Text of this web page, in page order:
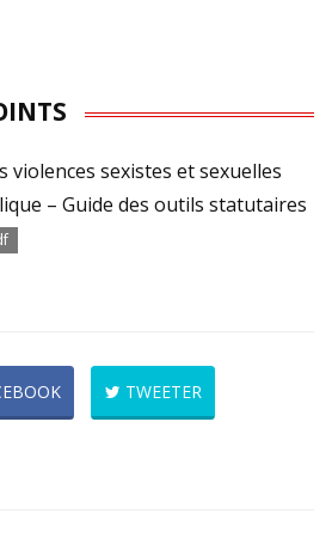
violences sexistes et sexuelles
– Guide des outils statutaires
TWEETER